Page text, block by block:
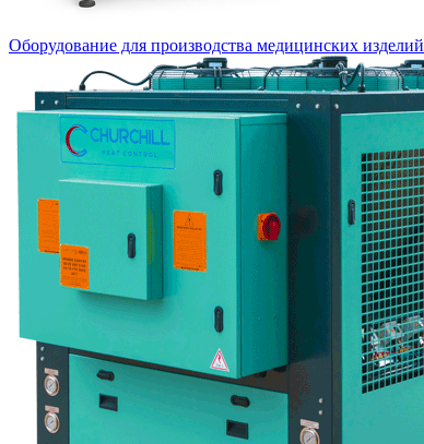
Оборудование для производства медицинских изделий